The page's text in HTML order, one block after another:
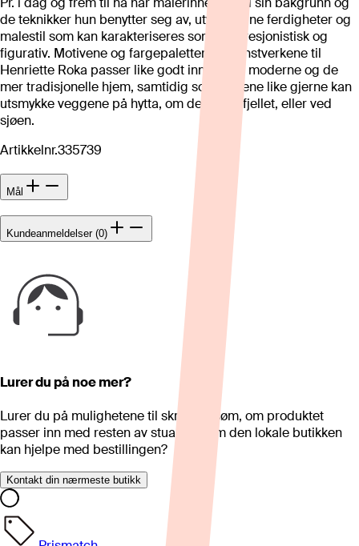
de teknikker hun benytter seg av, utviklet sine ferdigheter og
malestil som kan karakteriseres som ekspresjonistisk og
figurativ. Motivene og fargepaletten på kunstverkene til
Henriette Roka passer like godt inn både i moderne og de
mer tradisjonelle hjem, samtidig som bildene like gjerne kan
utsmykke veggene på hytta, om det er på fjellet, eller ved
sjøen.
Artikkelnr.335739
Mål
Kundeanmeldelser (0)
Lurer du på noe mer?
Lurer du på mulighetene til skreddersøm, om produktet
passer inn med resten av stua eller om den lokale butikken
kan hjelpe med bestillingen?
Kontakt din nærmeste butikk